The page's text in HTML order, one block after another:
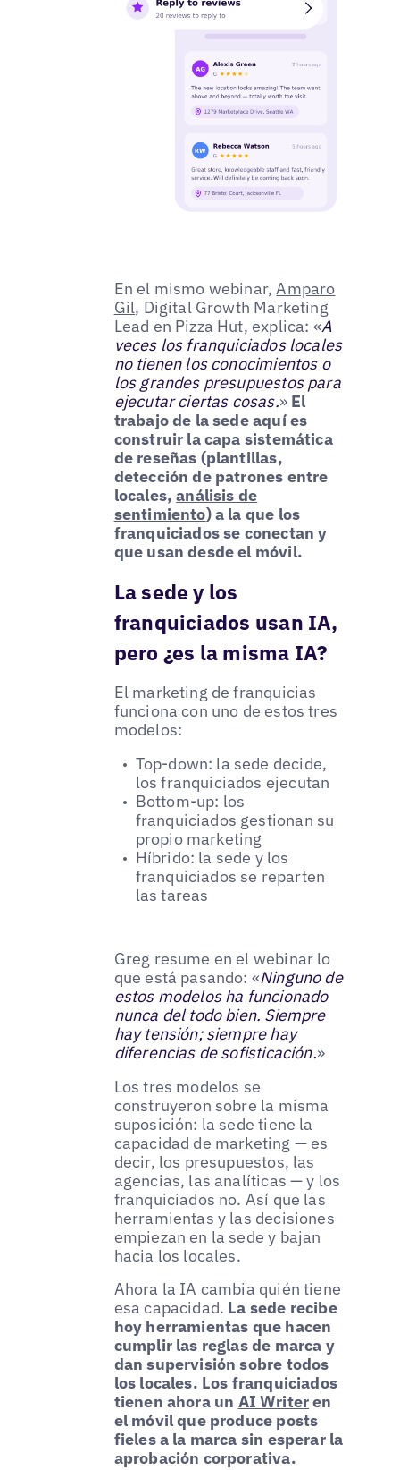
En el mismo webinar,Amparo
Gil, Digital Growth Marketing
Lead en Pizza Hut, explica: «A
veces los franquiciados locales
no tienen los conocimientos o
los grandes presupuestos para
ejecutar ciertas cosas.» El
trabajo de la sede aquí es
construir la capa sistemática
de reseñas (plantillas,
detección de patrones entre
locales,análisis de
sentimiento) a la que los
franquiciados se conectan y
que usan desde el móvil.
La sede y los
franquiciados usan IA,
pero ¿es la misma IA?
El marketing de franquicias
funciona con uno de estos tres
modelos:
Top-down: la sede decide,
los franquiciados ejecutan
Bottom-up: los
franquiciados gestionan su
propio marketing
Híbrido: la sede y los
franquiciados se reparten
las tareas
Greg resume en el webinar lo
que está pasando: «Ninguno de
estos modelos ha funcionado
nunca del todo bien. Siempre
hay tensión; siempre hay
diferencias de sofisticación.»
Los tres modelos se
construyeron sobre la misma
suposición: la sede tiene la
capacidad de marketing — es
decir, los presupuestos, las
agencias, las analíticas — y los
franquiciados no. Así que las
herramientas y las decisiones
empiezan en la sede y bajan
hacia los locales.
Ahora la IA cambia quién tiene
esa capacidad. La sede recibe
hoy herramientas que hacen
cumplir las reglas de marca y
dan supervisión sobre todos
los locales. Los franquiciados
tienen ahora un AI Writeren
el móvil que produce posts
fieles a la marca sin esperar la
aprobación corporativa.